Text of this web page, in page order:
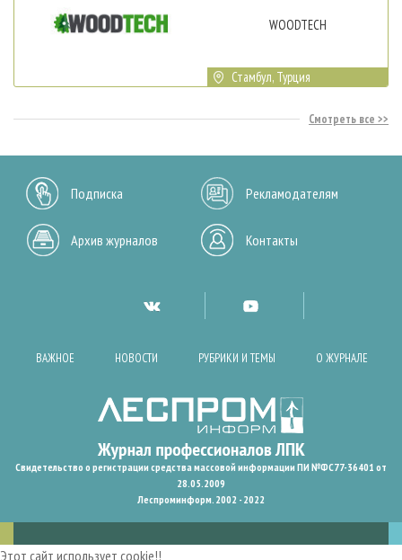
WOODTECH
Стамбул, Турция
Смотреть все
Подписка Рекламодателям
Архив журналов Контакты
ВАЖНОЕ НОВОСТИ РУБРИКИ И ТЕМЫ О ЖУРНАЛЕ
Свидетельство о регистрации средства массовой информации ПИ №ФС77-36401 от
28.05.2009
Леспроминформ. 2002 - 2022
Этот сайт использует cookie!!